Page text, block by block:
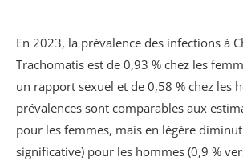
En 2023, la prévalence des infections à
Trachomatis est de 0,93 % chez les
un rapport sexuel et de 0,58 % chez les
prévalences sont comparables aux
pour les femmes, mais en légère
significative) pour les hommes (0,9 %